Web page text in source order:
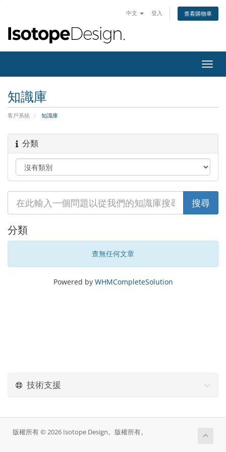
中文 登入 查看購物車
切
換
知識庫
客戶系統 知識庫
分類
分類
查無任何文章
Powered by WHMCompleteSolution
技術支援
版權所有 © 2026 Isotope Design。版權所有。